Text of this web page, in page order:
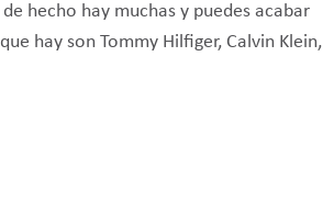
hecho hay muchas y puedes acabar
hay son Tommy Hilfiger, Calvin Klein,